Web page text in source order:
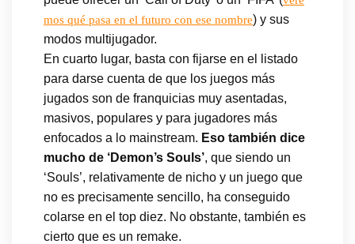
mos qué pasa en el futuro con ese nombre) y sus
modos multijugador.
En cuarto lugar, basta con fijarse en el listado
para darse cuenta de que los juegos más
jugados son de franquicias muy asentadas,
masivos, populares y para jugadores más
enfocados a lo mainstream. Eso también dice
mucho de ‘Demon’s Souls’, que siendo un
‘Souls’, relativamente de nicho y un juego que
no es precisamente sencillo, ha conseguido
colarse en el top diez. No obstante, también es
cierto que es un remake.